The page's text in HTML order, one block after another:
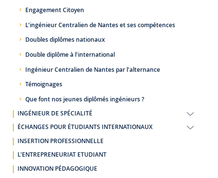
Engagement Citoyen
L'ingénieur Centralien de Nantes et ses compétences
Doubles diplômes nationaux
Double diplôme à l'international
Ingénieur Centralien de Nantes par l'alternance
Témoignages
Que font nos jeunes diplômés ingénieurs ?
INGÉNIEUR DE SPÉCIALITÉ
ÉCHANGES POUR ÉTUDIANTS INTERNATIONAUX
INSERTION PROFESSIONNELLE
L'ENTREPRENEURIAT ETUDIANT
INNOVATION PÉDAGOGIQUE